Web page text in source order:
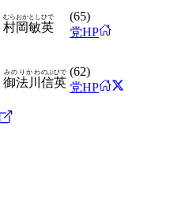
村岡
むらおか
敏英
としひで (65)
党HP
御法川
みのりかわ
信英
のぶひで (62)
党HP